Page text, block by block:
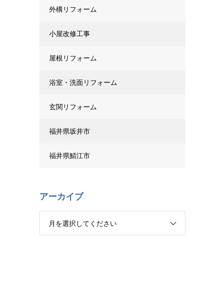
外構リフォーム
小屋改修工事
屋根リフォーム
浴室・洗面リフォーム
玄関リフォーム
福井県坂井市
福井県鯖江市
アーカイブ
月を選択してください